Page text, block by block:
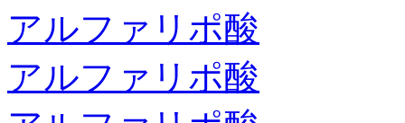
アルファリポ酸
アルファリポ酸